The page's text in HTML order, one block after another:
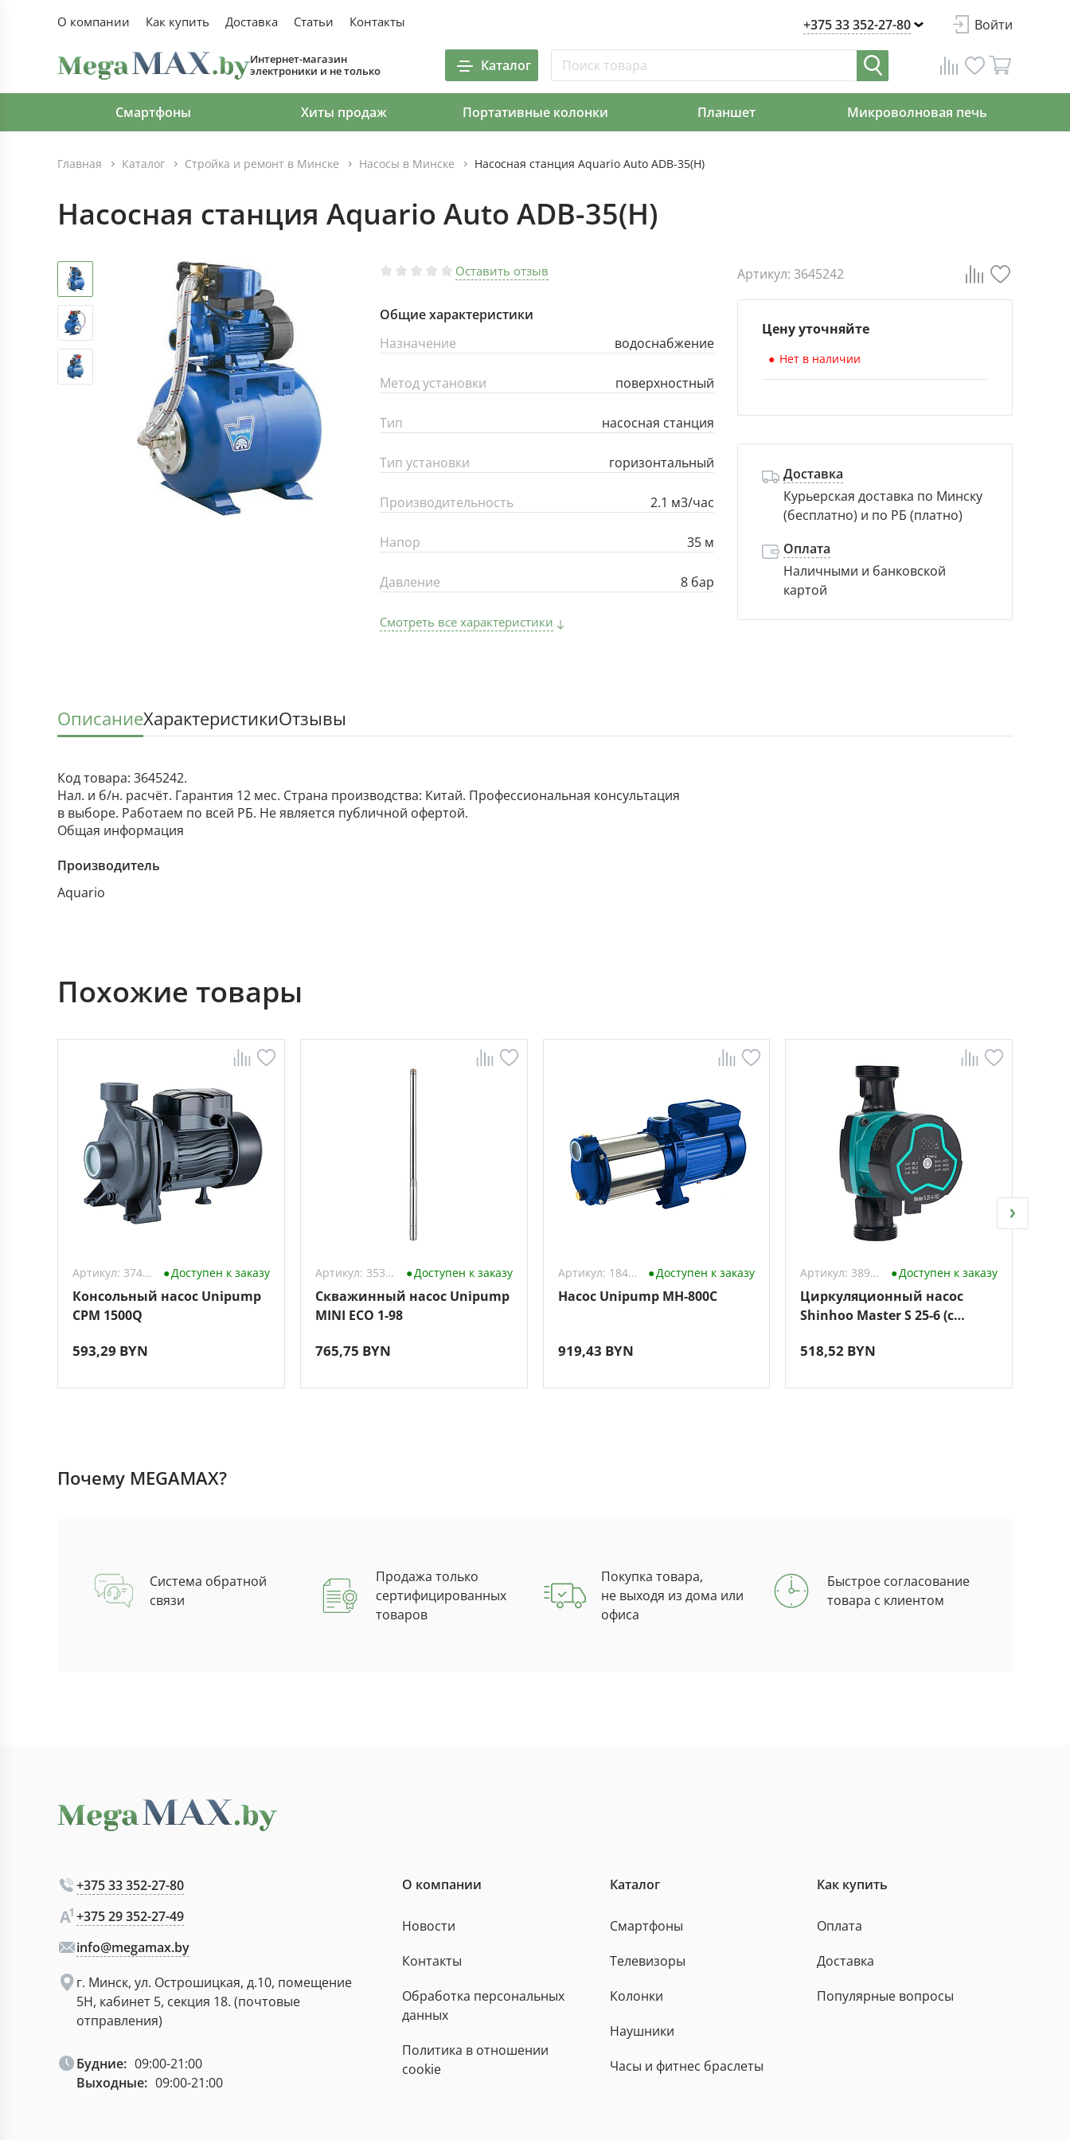
О компании Как купить Доставка Статьи Контакты +375 33 352-27-80 Войти
Интернет-магазин
электроники и не только
Каталог
Смартфоны Хиты продаж Портативные колонки Планшет Микроволновая печь
Главная Каталог Стройка и ремонт в Минске Насосы в Минске Насосная станция Aquario Auto ADB-35(H)
Насосная станция Aquario Auto ADB-35(H)
Оставить отзыв
Общие характеристики
Назначение
водоснабжение
Метод установки поверхностный
Тип насосная станция
Тип установки горизонтальный
Производительность 2.1 м3/час
Напор 35 м
Давление 8 бар
Смотреть все характеристики
Артикул: 3645242
Цену уточняйте
Нет в наличии
Доставка
Курьерская доставка по Минску
(бесплатно) и по РБ (платно)
Оплата
Наличными и банковской
картой
ОписаниеХарактеристикиОтзывы
Код товара: 3645242.
Нал. и б/н. расчёт. Гарантия 12 мес. Страна производства: Китай. Профессиональная консультация
в выборе. Работаем по всей РБ. Не является публичной офертой.
Общая информация
Производитель
Aquario
Похожие товары
Артикул: 3743323 Доступен к заказу
Консольный насос Unipump
CPM 1500Q
593,29 BYN
Артикул: 3538678 Доступен к заказу
Скважинный насос Unipump
MINI ECO 1-98
765,75 BYN
Артикул: 184719 Доступен к заказу
Насос Unipump MH-800C
919,43 BYN
Артикул: 3896412 Доступен к заказу
Циркуляционный насос
Shinhoo Master S 25-6 (с
518,52 BYN
Почему MEGAMAX?
Система обратной
связи
Продажа только
сертифицированных
товаров
Покупка товара,
не выходя из дома или
офиса
Быстрое согласование
товара с клиентом
+375 33 352-27-80
+375 29 352-27-49
info@megamax.by
г. Минск, ул. Острошицкая, д.10, помещение
5Н, кабинет 5, секция 18. (почтовые
отправления)
Будние: 09:00-21:00
Выходные: 09:00-21:00
О компании
Новости
Контакты
Обработка персональных
данных
Политика в отношении
cookie
Каталог
Смартфоны
Телевизоры
Колонки
Наушники
Часы и фитнес браслеты
Как купить
Оплата
Доставка
Популярные вопросы